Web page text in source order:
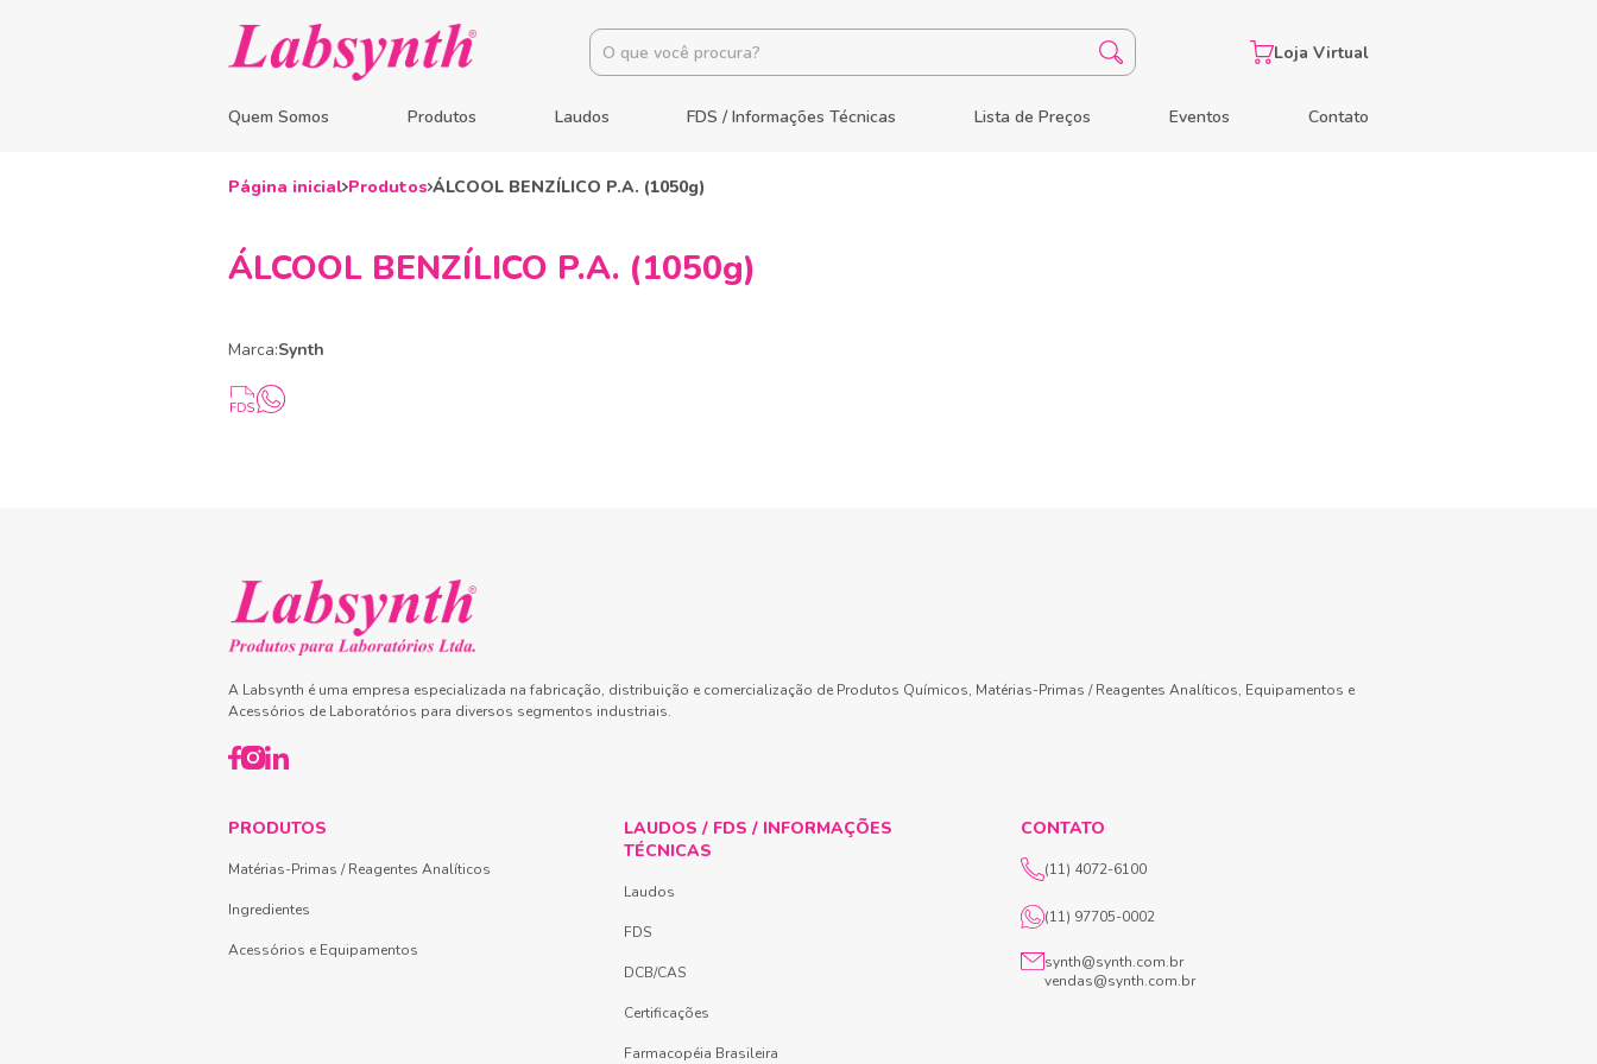
Quem Somos Produtos Laudos FDS / Informações Técnicas Lista de Preços Eventos Contato
Loja Virtual
Página inicial Produtos ÁLCOOL BENZÍLICO P.A. (1050g)
ÁLCOOL BENZÍLICO P.A. (1050g)
Marca:Synth
A Labsynth é uma empresa especializada na fabricação, distribuição e comercialização de Produtos Químicos, Matérias-Primas / Reagentes Analíticos, Equipamentos e
Acessórios de Laboratórios para diversos segmentos industriais.
PRODUTOS
Matérias-Primas / Reagentes Analíticos
Ingredientes
Acessórios e Equipamentos
LAUDOS / FDS / INFORMAÇÕES
TÉCNICAS
Laudos
FDS
DCB/CAS
Certificações
Farmacopéia Brasileira
CONTATO
(11) 4072-6100
(11) 97705-0002
synth@synth.com.br
vendas@synth.com.br